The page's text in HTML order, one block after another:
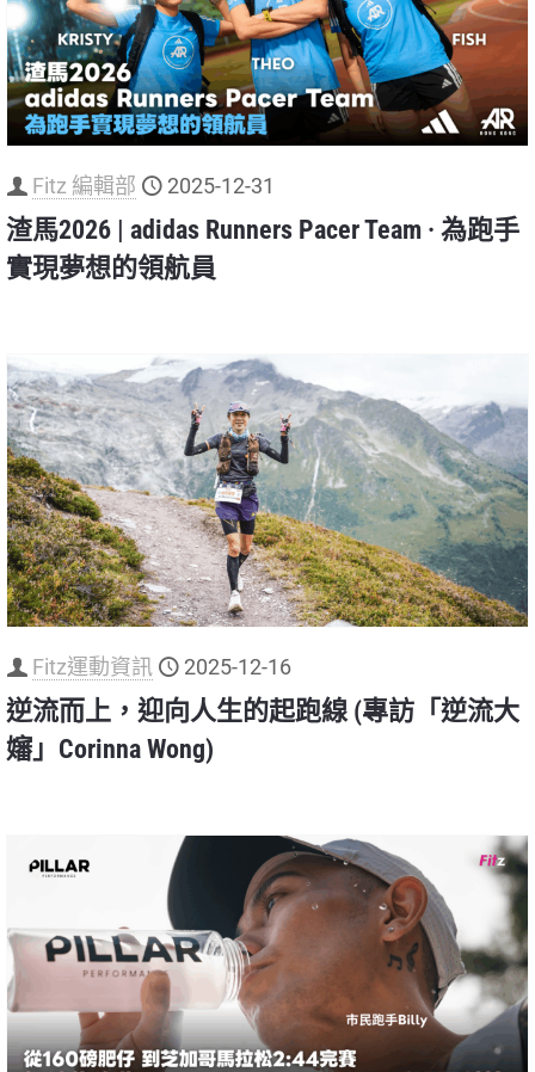
Fitz 編輯部 2025-12-31
渣馬2026 | adidas Runners Pacer Team · 為跑手
實現夢想的領航員
Fitz運動資訊 2025-12-16
逆流而上，迎向人生的起跑線 (專訪「逆流大
嬸」Corinna Wong)